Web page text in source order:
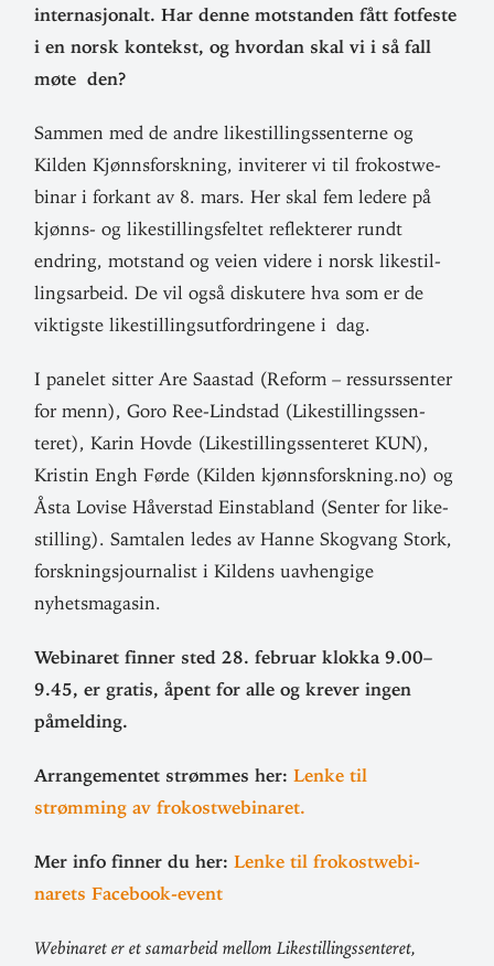
inter­na­sjonalt. Har denne mot­standen fått fot­feste
i en norsk kon­tekst, og hvordan skal vi i så fall
møte den?
Sammen med de andre like­stil­lings­sen­terne og
Kilden Kjønns­forskning, invi­terer vi til fro­kostwe­
binar i forkant av 8. mars. Her skal fem ledere på
kjønns- og like­stil­lings­feltet reflek­terer rundt
endring, mot­stand og veien videre i norsk like­stil­
lings­arbeid. De vil også dis­kutere hva som er de
vik­tigste like­stil­lings­ut­ford­ringene i dag.
I panelet sitter Are Saastad (Reform – res­surs­senter
for menn), Goro Ree-Lindstad (Like­stil­lings­sen­
teret), Karin Hovde (Like­stil­lings­sen­teret KUN),
Kristin Engh Førde (Kilden kjønnsforskning.no) og
Åsta Lovise Håverstad Ein­stabland (Senter for like­
stilling). Sam­talen ledes av Hanne Skogvang Stork,
forsk­nings­jour­nalist i Kildens uav­hengige
nyhetsmagasin.
Webi­naret finner sted 28. februar klokka 9.00–
9.45, er gratis, åpent for alle og krever ingen
påmelding.
Arran­ge­mentet strømmes her:Lenke til
strømming av frokostwebinaret.
Mer info finner du her:Lenke til fro­kostwe­bi­
narets Facebook-event
Webi­naret er et sam­arbeid mellom Like­stil­lings­sen­teret,